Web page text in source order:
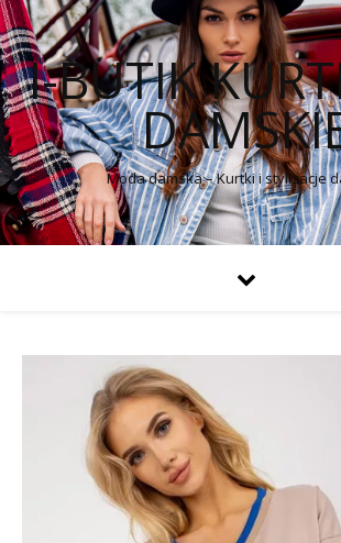
I-BUTIK
Moda damska – Kurtki i stylizacje